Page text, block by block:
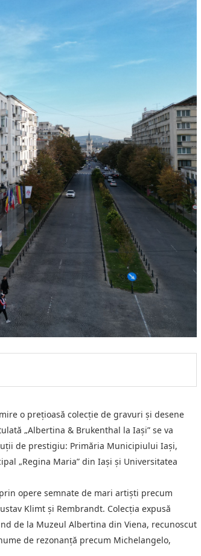
o prețioasă colecție de gravuri și desene
„Albertina & Brukenthal la Iași” se va
de prestigiu: Primăria Municipiului Iași,
„Regina Maria” din Iași și Universitatea
opere semnate de mari artiști precum
Klimt și Rembrandt. Colecția expusă
de la Muzeul Albertina din Viena, recunoscut
de rezonanță precum Michelangelo,